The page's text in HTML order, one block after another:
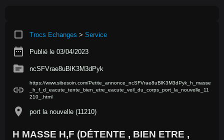
crop_square Trocs Echanges > Service
date_range Publié le 03/04/2023
source ncSFVrae8uBlK3M3dPyk
link
https://www.sibesoin.com/Petite_annonce_ncSFVrae8uBlK3M3dPyk_h_masse
_h_f_d_eacute_tente_bien_etre_eacute_veil_du_corps_port_la_nouvelle_11
210_.html
location_on port la nouvelle (11210)
H MASSE H,F (DÉTENTE , BIEN ETRE ,